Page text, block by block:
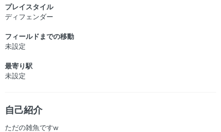
プレイスタイル
ディフェンダー
フィールドまでの移動
未設定
最寄り駅
未設定
自己紹介
ただの雑魚ですw